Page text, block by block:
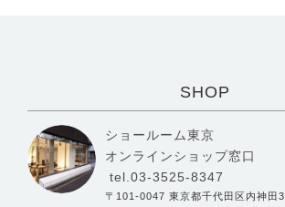
SHOP
ショールーム東京
オンラインショップ窓口
tel.03-3525-8347
〒101-0047 東京都千代田区内神田